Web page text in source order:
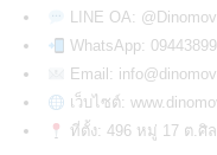
LINE OA:
WhatsApp:
Email:
เว็บไซต์:
ที่ตั้ง: 496 หมู่ 17 ต.ศิ